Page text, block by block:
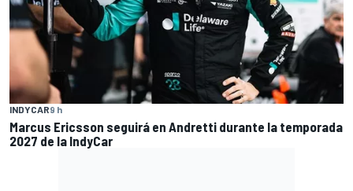
INDYCAR9 h
Marcus Ericsson seguirá en Andretti durante la temporada
2027 de la IndyCar